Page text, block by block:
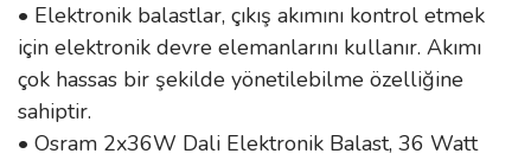
• Elektronik balastlar, çıkış akımını kontrol etmek
için elektronik devre elemanlarını kullanır. Akımı
çok hassas bir şekilde yönetilebilme özelliğine
sahiptir.
• Osram 2x36W Dali Elektronik Balast, 36 Watt